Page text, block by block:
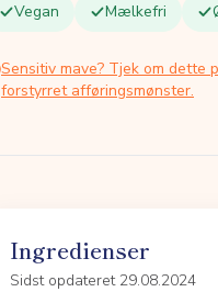
Vegan Mælkefri
Sensitiv mave? Tjek om dette
forstyrret afføringsmønster.
Ingredienser
Sidst opdateret 29.08.2024